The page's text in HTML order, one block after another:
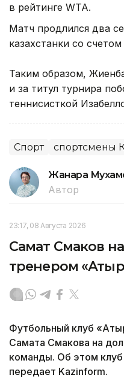
в рейтинге WTA.
Матч продлился два
казахстанки со
Таким образом,
и за титул турнира
теннисисткой
Спорт спортсмены
Жанара
Автор
23:17, 08 Августа 2026
Самат Смаков
тренером
Футбольный клуб
Самата Смакова на
команды. Об этом
передает Kazinform.